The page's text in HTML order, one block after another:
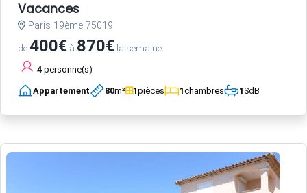
Vacances
Paris 19ème 75019
de400€ à 870€ la semaine
4 personne(s)
Appartement 80m² 1pièces 1chambres 1SdB